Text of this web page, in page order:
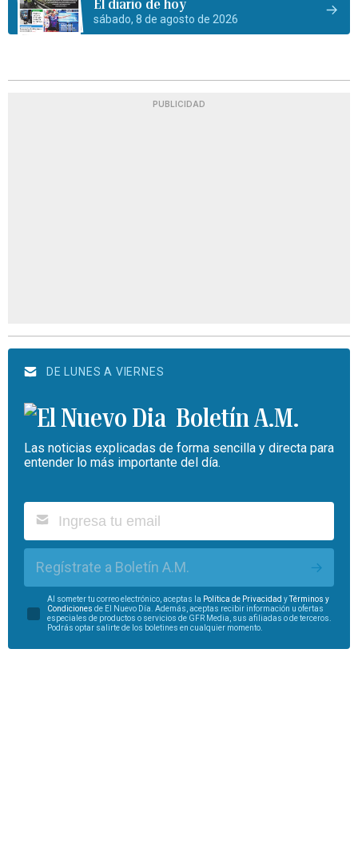
El diario de hoy
sábado, 8 de agosto de 2026
PUBLICIDAD
DE LUNES A VIERNES
Boletín A.M.
Las noticias explicadas de forma sencilla y directa para
entender lo más importante del día.
Regístrate a Boletín A.M.
Al someter tu correo electrónico, aceptas la Política de Privacidad y
Términos y
Condiciones de El Nuevo Día. Además, aceptas recibir información u ofertas
especiales de productos o servicios de GFR Media, sus afiliadas o de terceros.
Podrás optar salirte de los boletines en cualquier momento.